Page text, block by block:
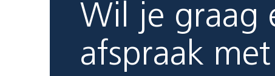
Wil je graag
afspraak